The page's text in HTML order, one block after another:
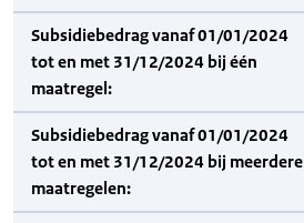
Subsidiebedrag vanaf 01/01/2024
tot en met 31/12/2024 bij één
maatregel:
Subsidiebedrag vanaf 01/01/2024
tot en met 31/12/2024 bij meerdere
maatregelen: